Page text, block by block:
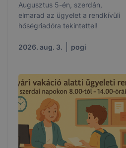
Augusztus 5-én, szerdán,
elmarad az ügyelet a rendkívüli
hőségriadóra tekintettel!
2026. aug. 3. pogi